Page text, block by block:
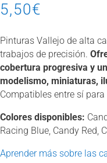
5,50€
Pinturas Vallejo de alta
trabajos de precisión.
cobertura progresiva y
modelismo, miniaturas,
Compatibles entre sí
Colores disponibles:
Racing Blue, Candy Red,
Aprender más sobre las